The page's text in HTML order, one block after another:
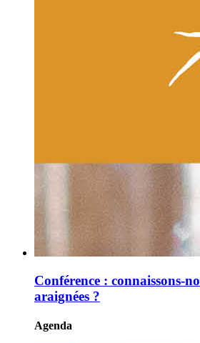
Conférence : connaissons-
araignées ?
Agenda